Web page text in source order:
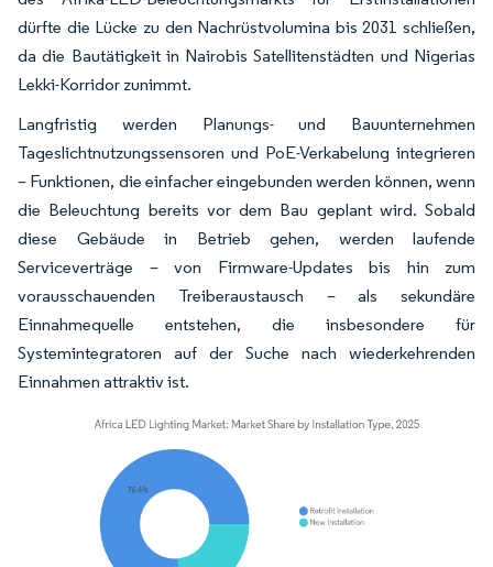
dürfte die Lücke zu den Nachrüstvolumina bis 2031 schließen,
da die Bautätigkeit in Nairobis Satellitenstädten und Nigerias
Lekki-Korridor zunimmt.
Langfristig werden Planungs- und Bauunternehmen
Tageslichtnutzungssensoren und PoE-Verkabelung integrieren
– Funktionen, die einfacher eingebunden werden können, wenn
die Beleuchtung bereits vor dem Bau geplant wird. Sobald
diese Gebäude in Betrieb gehen, werden laufende
Serviceverträge – von Firmware-Updates bis hin zum
vorausschauenden Treiberaustausch – als sekundäre
Einnahmequelle entstehen, die insbesondere für
Systemintegratoren auf der Suche nach wiederkehrenden
Einnahmen attraktiv ist.